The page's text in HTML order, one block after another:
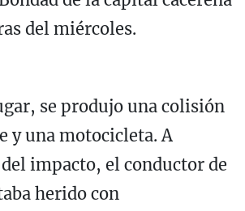
del miércoles.
se produjo una colisión
y una motocicleta. A
impacto, el conductor de
herido con